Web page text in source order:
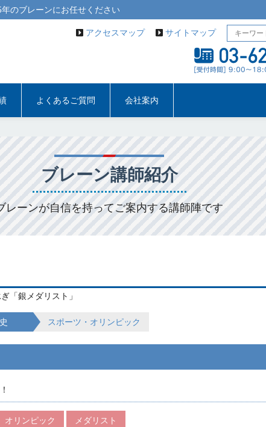
年のブレーンにお任せください
アクセスマップ サイトマップ
よくあるご質問 会社案内
ブレーン講師紹介
レーンが自信を持ってご案内する講師陣です
「銀メダリスト」
スポーツ・オリンピック
オリンピック メダリスト